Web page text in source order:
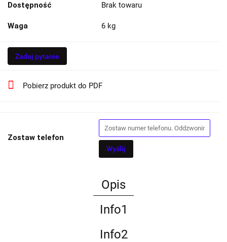
Dostępność Brak towaru
Waga 6 kg
Zadaj pytanie
Pobierz produkt do PDF
Zostaw telefon
Wyślij
Opis
Info1
Info2